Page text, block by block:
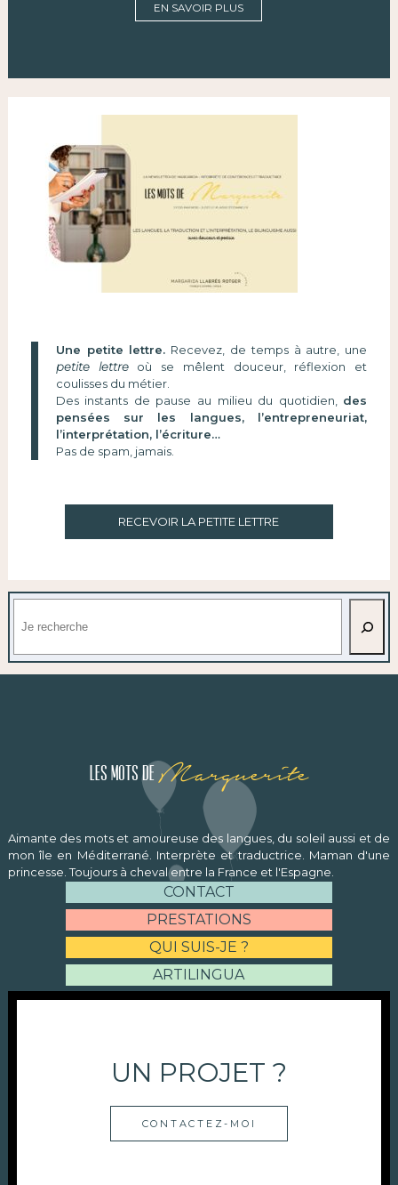
EN SAVOIR PLUS
Une petite lettre. Recevez, de temps à autre, une
petite lettreoù se mêlent douceur, réflexion et
coulisses du métier.
Des instants de pause au milieu du quotidien, des
pensées sur les langues, l’entrepreneuriat,
l’interprétation, l’écriture…
Pas de spam, jamais.
RECEVOIR LA PETITE LETTRE
Les mots de Marguerite
Aimante des mots et amoureuse des langues, du soleil aussi et de
mon île en Méditerrané. Interprète et traductrice. Maman d'une
princesse. Toujours à cheval entre la France et l'Espagne.
CONTACT
PRESTATIONS
QUI SUIS-JE ?
ARTILINGUA
UN PROJET ?
CONTACTEZ-MOI